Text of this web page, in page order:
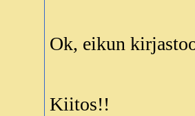
Ok, eikun
Kiitos!!